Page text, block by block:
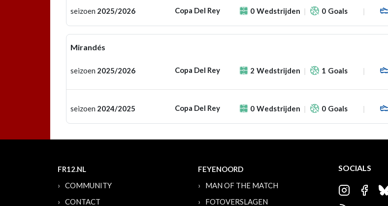
seizoen 2025/2026 Copa Del Rey 0 Wedstrijden 0 Goals
Mirandés
seizoen 2025/2026 Copa Del Rey 2 Wedstrijden 1 Goals
seizoen 2024/2025 Copa Del Rey 0 Wedstrijden 0 Goals
FR12.NL
COMMUNITY
CONTACT
FEYENOORD
MAN OF THE MATCH
FOTOVERSLAGEN
SOCIALS